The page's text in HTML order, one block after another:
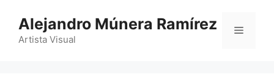
contenido
Alejandro Múnera Ramírez
Artista Visual
Menú